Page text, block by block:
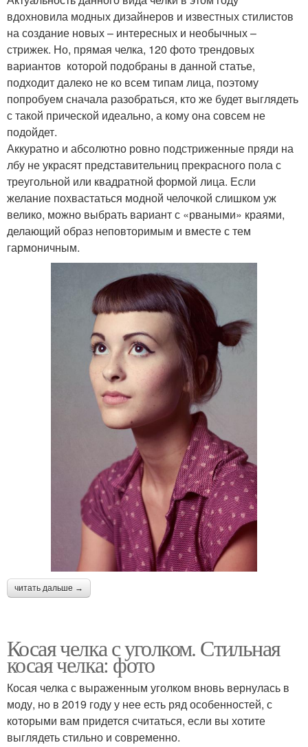
вдохновила модных дизайнеров и известных стилистов
на создание новых – интересных и необычных –
стрижек. Но, прямая челка, 120 фото трендовых
вариантов которой подобраны в данной статье,
подходит далеко не ко всем типам лица, поэтому
попробуем сначала разобраться, кто же будет выглядеть
с такой прической идеально, а кому она совсем не
подойдет.
Аккуратно и абсолютно ровно подстриженные пряди на
лбу не украсят представительниц прекрасного пола с
треугольной или квадратной формой лица. Если
желание похвастаться модной челочкой слишком уж
велико, можно выбрать вариант с «рваными» краями,
делающий образ неповторимым и вместе с тем
гармоничным.
читать дальше →
Косая челка с уголком. Стильная
косая челка: фото
Косая челка с выраженным уголком вновь вернулась в
моду, но в 2019 году у нее есть ряд особенностей, с
которыми вам придется считаться, если вы хотите
выглядеть стильно и современно.